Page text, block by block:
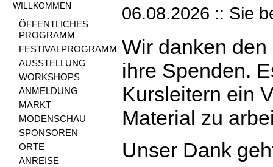
WILLKOMMEN
ÖFFENTLICHES
PROGRAMM
FESTIVALPROGRAMM
AUSSTELLUNG
WORKSHOPS
ANMELDUNG
MARKT
MODENSCHAU
SPONSOREN
ORTE
ANREISE
06.08.2026 :: Sie
Wir danken
ihre Spenden.
Kursleitern ein
Material zu
Unser Dank